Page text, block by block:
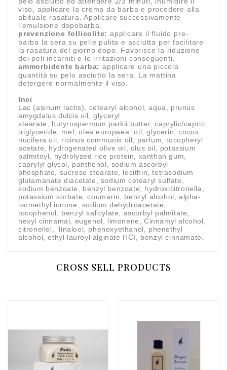
viso, applicare la crema da barba e procedere alla
abituale rasatura. Applicare successivamente
l’emulsione dopobarba.
prevenzione follicolite: applicare il fluido pre-
barba la sera su pelle pulita e asciutta per facilitare
la rasatura del giorno dopo. Favorisce la riduzione
dei peli incarniti e le irritazioni conseguenti.
ammorbidente barba: applicare una piccola
quantità su pelo asciutto la sera. La mattina
detergere normalmente il viso.
Inci
Lac (asinum lactis), cetearyl alcohol, aqua, prunus
amygdalus dulcis oil, glyceryl
stearate, butyrospermum parkii butter, caprylic/capric
triglyceride, mel, olea europaea oil, glycerin, cocos
nucifera oil, ricinus communis oil, parfum, tocopheryl
acetate, hydrogenated olive oil, olus oil, potassium
palmitoyl, hydrolyzed rice protein, xanthan gum,
caprylyl glycol, panthenol, sodium ascorbyl
phosphate, sucrose stearate, lecithin, tetrasodium
glutamanate diacetate, sodium cetearyl sulfate,
sodium benzoate, benzyl benzoate, hydroxicitronella,
potassium sorbate, coumarin, benzyl alcohol, alpha-
isomethyl ionone, sodium dehydroacetate,
tocophenol, benzyl salicylate, ascorbyl palmitate,
hexyl cinnamal, eugenol, limonene, Cinnamyl alcohol,
citronellol, linalool, phenoxyethanol, phenethyl
alcohol, ethyl lauroyl alginate HCI, benzyl cinnamate.
CROSS SELL PRODUCTS